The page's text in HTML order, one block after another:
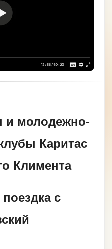
и молодежно-
Каритас
Климента
с